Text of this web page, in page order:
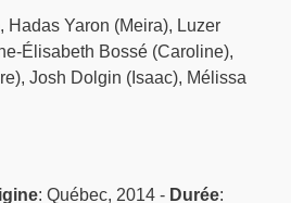
Hadas Yaron (Meira), Luzer
Élisabeth Bossé (Caroline),
Josh Dolgin (Isaac), Mélissa
: Québec, 2014 - Durée: